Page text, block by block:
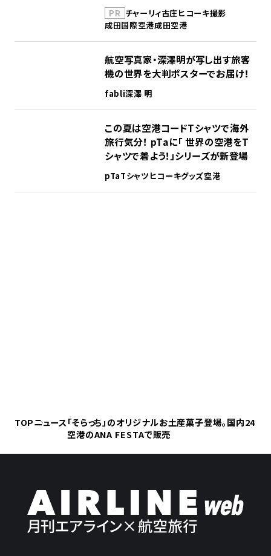
PR チャーリィ古庄ヒコーキ撮影
成田国際空港成田空港
航空写真家・深澤明が写し出す旅客
機の世界を大判ポスターでお届け！
fabli深澤 明
この夏は空港コードTシャツで海外
旅行気分！ pTaに「 世界の空港をT
シャツで着よう！」シリーズが新登場
pTaTシャツ ヒコーキグッズ空港
TOPニュース「そらっち」のオリジナルお土産菓子登場。国内24
空港のANA FESTAで販売